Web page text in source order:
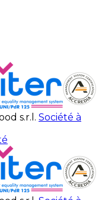
s.r.l. Société à